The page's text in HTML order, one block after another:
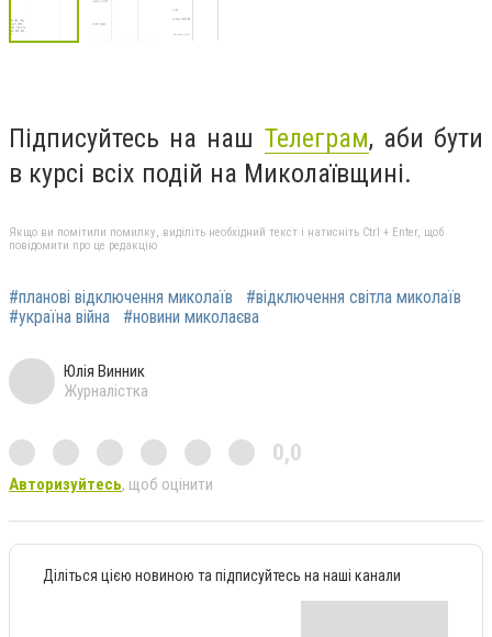
Підписуйтесь на наш Телеграм, аби бути
в курсі всіх подій на Миколаївщині.
Якщо ви помітили помилку, виділіть необхідний текст і натисніть Ctrl + Enter, щоб
повідомити про це редакцію
#планові відключення миколаїв
#відключення світла миколаїв
#україна війна
#новини миколаєва
Юлія Винник
Журналістка
0,0
Авторизуйтесь, щоб оцінити
Діліться цією новиною та підписуйтесь на наші канали